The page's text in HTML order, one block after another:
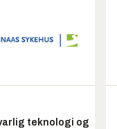
teknologi og